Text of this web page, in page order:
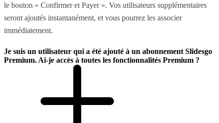
le bouton « Confirmer et Payer ». Vos utilisateurs supplémentaires
seront ajoutés instantanément, et vous pourrez les associer
immédiatement.
Je suis un utilisateur qui a été ajouté à un abonnement Slidesgo
Premium. Ai-je accès à toutes les fonctionnalités Premium ?